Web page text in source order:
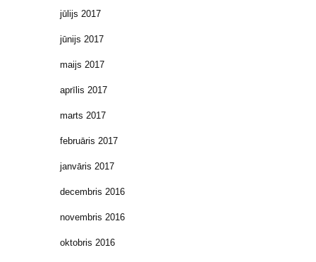
jūlijs 2017
jūnijs 2017
maijs 2017
aprīlis 2017
marts 2017
februāris 2017
janvāris 2017
decembris 2016
novembris 2016
oktobris 2016